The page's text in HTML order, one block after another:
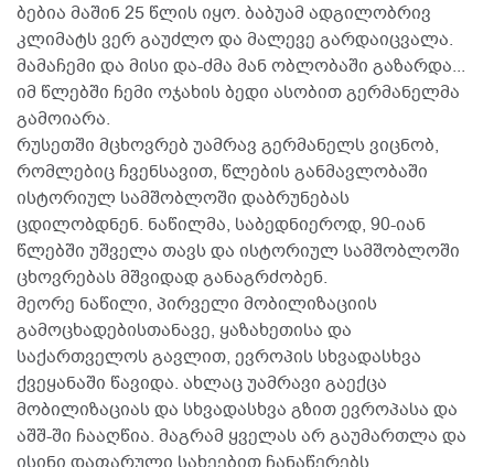
ბებია მაშინ 25 წლის იყო. ბაბუამ ადგილობრივ
კლიმატს ვერ გაუძლო და მალევე გარდაიცვალა.
მამაჩემი და მისი და-ძმა მან ობლობაში გაზარდა...
იმ წლებში ჩემი ოჯახის ბედი ასობით გერმანელმა
გამოიარა.
რუსეთში მცხოვრებ უამრავ გერმანელს ვიცნობ,
რომლებიც ჩვენსავით, წლების განმავლობაში
ისტორიულ სამშობლოში დაბრუნებას
ცდილობდნენ. ნაწილმა, საბედნიეროდ, 90-იან
წლებში უშველა თავს და ისტორიულ სამშობლოში
ცხოვრებას მშვიდად განაგრძობენ.
მეორე ნაწილი, პირველი მობილიზაციის
გამოცხადებისთანავე, ყაზახეთისა და
საქართველოს გავლით, ევროპის სხვადასხვა
ქვეყანაში წავიდა. ახლაც უამრავი გაექცა
მობილიზაციას და სხვადასხვა გზით ევროპასა და
აშშ-ში ჩააღწია. მაგრამ ყველას არ გაუმართლა და